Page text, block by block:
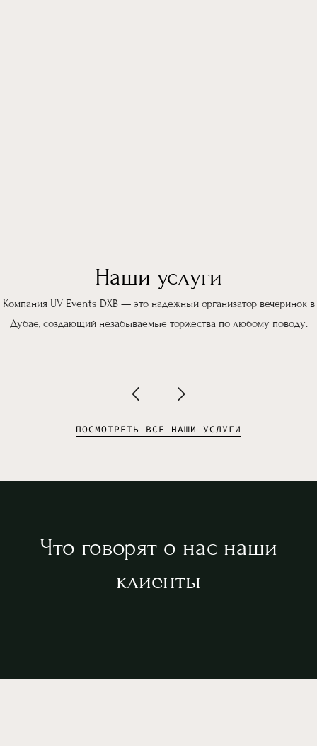
Наши услуги
Компания UV Events DXB — это надежный организатор вечеринок в
Дубае, создающий незабываемые торжества по любому поводу.
ПОСМОТРЕТЬ ВСЕ НАШИ УСЛУГИ
Что говорят о нас наши
клиенты